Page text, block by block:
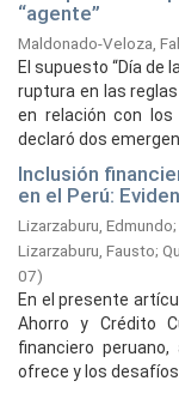
“agente”
Maldonado-Veloza,
El supuesto “Día de
ruptura en las
en relación con los
declaró dos
Inclusión
en el Perú:
Lizarzaburu, Edmundo;
Lizarzaburu, Fausto;
07)
En el presente
Ahorro y Crédito
financiero
ofrece y los desafíos